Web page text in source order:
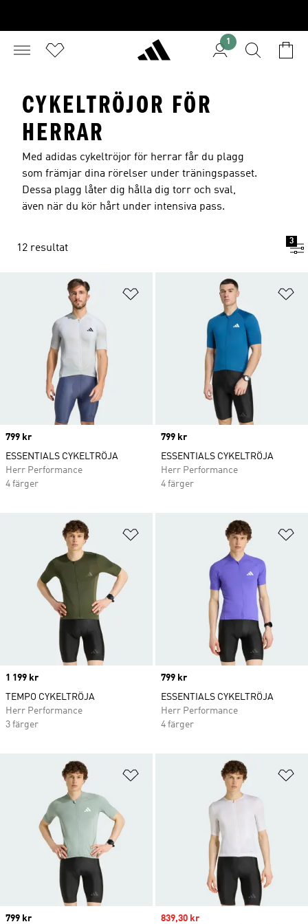
1
CYKELTRÖJOR FÖR
HERRAR
Med adidas cykeltröjor för herrar får du plagg
som främjar dina rörelser under träningspasset.
Dessa plagg låter dig hålla dig torr och sval,
även när du kör hårt under intensiva pass.
12 resultat
3
Lägg till på önskelistan
Price
799 kr
ESSENTIALS CYKELTRÖJA
Herr Performance
4 färger
Price
799 kr
ESSENTIALS CYKELTRÖJA
Herr Performance
4 färger
Lägg till på önskelistan
Price
1 199 kr
TEMPO CYKELTRÖJA
Herr Performance
3 färger
Price
799 kr
ESSENTIALS CYKELTRÖJA
Herr Performance
4 färger
Lägg till på önskelistan
Price
799 kr
Sale price
839,30 kr